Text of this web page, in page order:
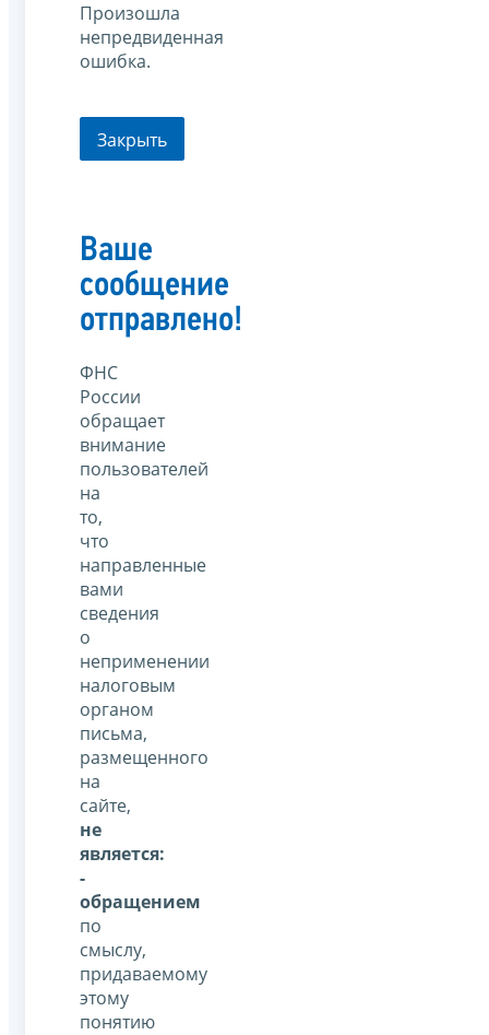
Произошла
непредвиденная
ошибка.
Закрыть
Ваше
сообщение
отправлено!
ФНС
России
обращает
внимание
пользователей
на
то,
что
направленные
вами
сведения
о
неприменении
налоговым
органом
письма,
размещенного
на
сайте,
не
является:
-
обращением
по
смыслу,
придаваемому
этому
понятию